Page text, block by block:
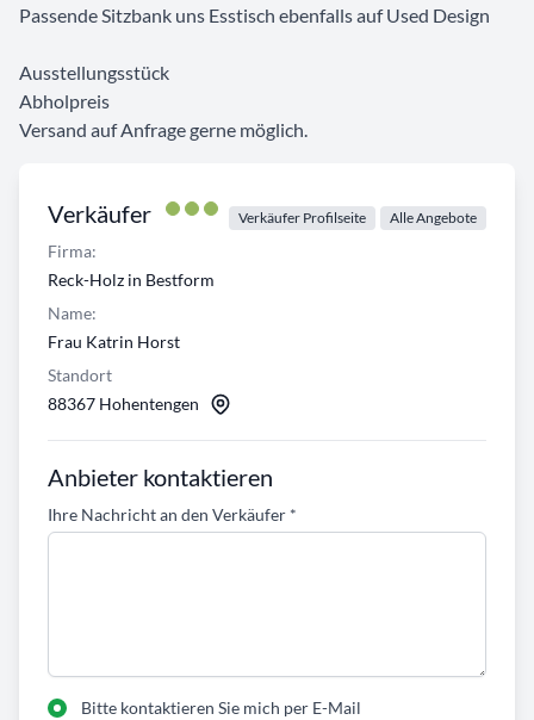
Verkäufer Verkäufer Profilseite Alle Angebote
Firma:
Reck-Holz in Bestform
Name:
Frau Katrin Horst
Standort
88367 Hohentengen
Anbieter kontaktieren
Ihre Nachricht an den Verkäufer *
Bitte kontaktieren Sie mich per E-Mail
Passende Sitzbank uns Esstisch ebenfalls auf Used Design
Ausstellungsstück
Abholpreis
Versand auf Anfrage gerne möglich.